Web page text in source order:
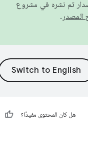
تم نشره في مشروع
.
هل كان المحتوى مفيدًا؟